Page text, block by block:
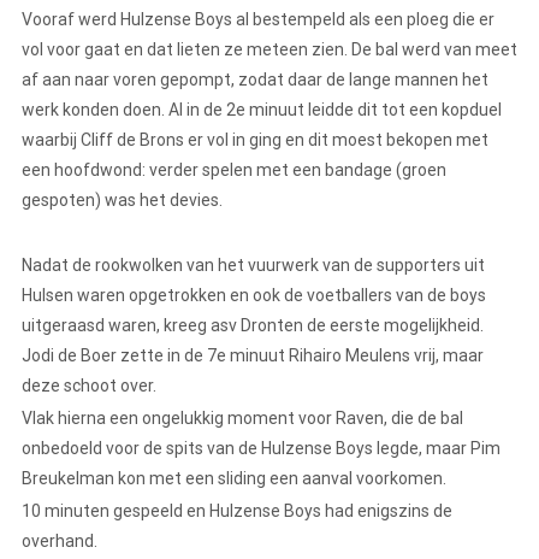
Vooraf werd Hulzense Boys al bestempeld als een ploeg die er
vol voor gaat en dat lieten ze meteen zien. De bal werd van meet
af aan naar voren gepompt, zodat daar de lange mannen het
werk konden doen. Al in de 2e minuut leidde dit tot een kopduel
waarbij Cliff de Brons er vol in ging en dit moest bekopen met
een hoofdwond: verder spelen met een bandage (groen
gespoten) was het devies.
Nadat de rookwolken van het vuurwerk van de supporters uit
Hulsen waren opgetrokken en ook de voetballers van de boys
uitgeraasd waren, kreeg asv Dronten de eerste mogelijkheid.
Jodi de Boer zette in de 7e minuut Rihairo Meulens vrij, maar
deze schoot over.
Vlak hierna een ongelukkig moment voor Raven, die de bal
onbedoeld voor de spits van de Hulzense Boys legde, maar Pim
Breukelman kon met een sliding een aanval voorkomen.
10 minuten gespeeld en Hulzense Boys had enigszins de
overhand.